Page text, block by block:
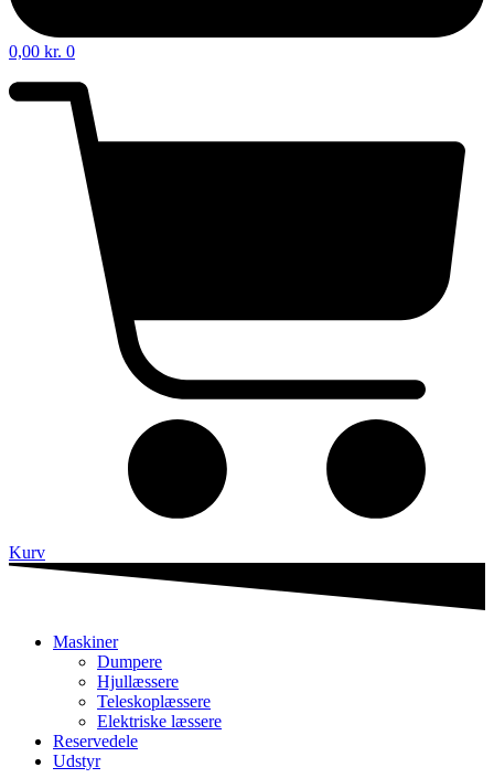
0,00 kr. 0
Kurv
Maskiner
Dumpere
Hjullæssere
Teleskoplæssere
Elektriske læssere
Reservedele
Udstyr